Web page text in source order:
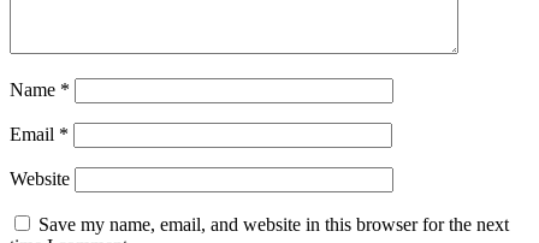
Name *
Email *
Website
Save my name, email, and website in this browser for the next